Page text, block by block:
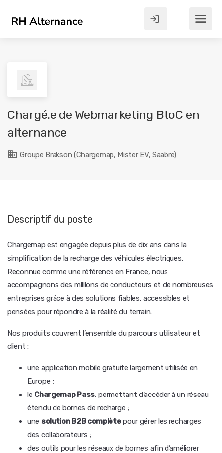
Chargé.e de Webmarketing BtoC en
alternance
Groupe Brakson (Chargemap, Mister EV, Saabre)
Descriptif du poste
Chargemap est engagée depuis plus de dix ans dans la
simplification de la recharge des véhicules électriques.
Reconnue comme une référence en France, nous
accompagnons des millions de conducteurs et de nombreuses
entreprises grâce à des solutions fiables, accessibles et
pensées pour répondre à la réalité du terrain.
Nos produits couvrent l’ensemble du parcours utilisateur et
client :
une application mobile gratuite largement utilisée en
Europe ;
le Chargemap Pass, permettant d’accéder à un réseau
étendu de bornes de recharge ;
une solution B2B complètepour gérer les recharges
des collaborateurs ;
des outils pour les réseaux de bornes afin d’améliorer